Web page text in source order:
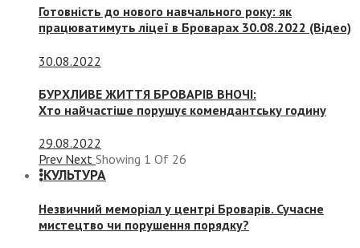
Готовність до нового навчального року: як
працюватимуть ліцеї в Броварах 30.08.2022 (Відео)
30.08.2022
БУРХЛИВЕ ЖИТТЯ БРОВАРІВ ВНОЧІ:
Хто найчастіше порушує комендантську годину
29.08.2022
Prev Next Showing 1 Of 26
КУЛЬТУРА
Незвичний меморіал у центрі Броварів. Сучасне
мистецтво чи порушення порядку?